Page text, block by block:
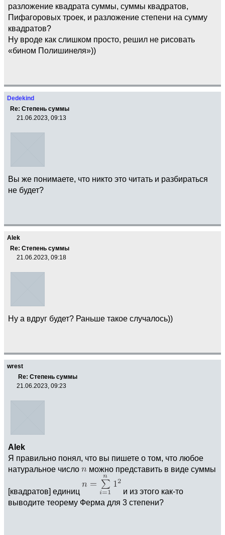
разложение квадрата суммы, суммы квадратов,
Пифагоровых троек, и разложение степени на сумму
квадратов?
Ну вроде как слишком просто, решил не рисовать
«бином Полишинеля»))
Dedekind
Re: Степень суммы
21.06.2023, 09:13
Вы же понимаете, что никто это читать и разбираться
не будет?
Alek
Re: Степень суммы
21.06.2023, 09:18
Ну а вдруг будет? Раньше такое случалось))
wrest
Re: Степень суммы
21.06.2023, 09:23
Alek
Я правильно понял, что вы пишете о том, что любое
натуральное число
можно представить в виде суммы
[квадратов] единиц
и из этого как-то
выводите теорему Ферма для 3 степени?